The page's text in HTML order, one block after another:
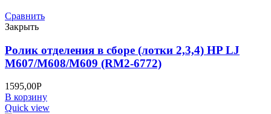
Сравнить
Закрыть
Ролик отделения в сборе (лотки 2,3,4) HP LJ
M607/M608/M609 (RM2-6772)
1595,00Р
В корзину
Quick view